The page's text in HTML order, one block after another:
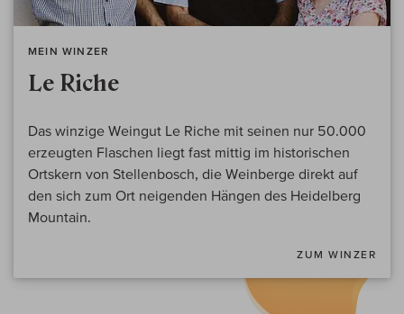
MEIN WINZER
Le Riche
Das winzige Weingut Le Riche mit seinen nur 50.000
erzeugten Flaschen liegt fast mittig im historischen
Ortskern von Stellenbosch, die Weinberge direkt auf
den sich zum Ort neigenden Hängen des Heidelberg
Mountain.
ZUM WINZER